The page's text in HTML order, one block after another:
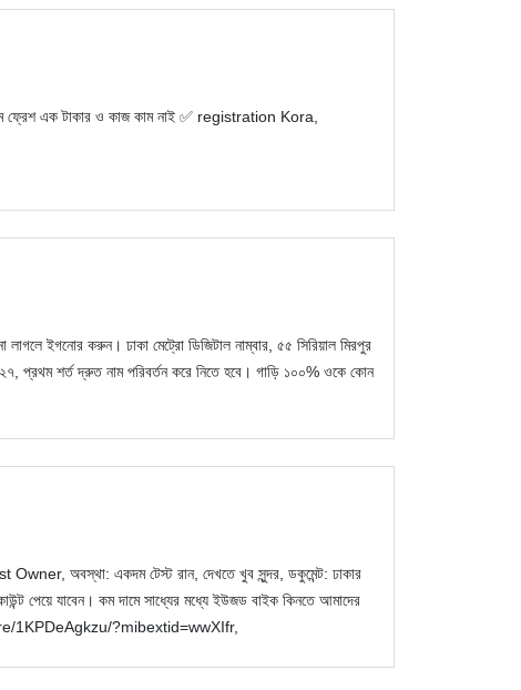
ফ্রেশ এক টাকার ও কাজ কাম নাই ✅ registration Kora,
ইগনোর করুন। ঢাকা মেট্রো ডিজিটাল নাম্বার, ৫৫ সিরিয়াল মিরপুর
প্রথম শর্ত দ্রুত নাম পরিবর্তন করে নিতে হবে। গাড়ি ১০০% ওকে কোন
অবস্থা: একদম টেস্ট রান, দেখতে খুব সুন্দর, ডকুমেন্ট: ঢাকার
পেয়ে যাবেন। কম দামে সাধ্যের মধ্যে ইউজড বাইক কিনতে আমাদের
1KPDeAgkzu/?mibextid=wwXIfr,